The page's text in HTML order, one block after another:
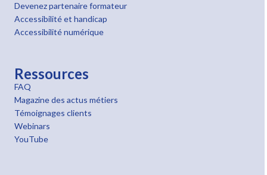
Devenez partenaire formateur
Accessibilité et handicap
Accessibilité numérique
Ressources
FAQ
Magazine des actus métiers
Témoignages clients
Webinars
YouTube